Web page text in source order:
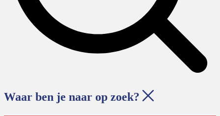
Waar ben je naar op zoek?